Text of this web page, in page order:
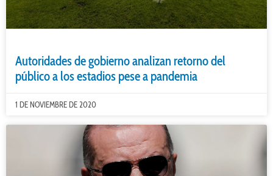
Autoridades de gobierno analizan retorno del
público a los estadios pese a pandemia
1 DE NOVIEMBRE DE 2020